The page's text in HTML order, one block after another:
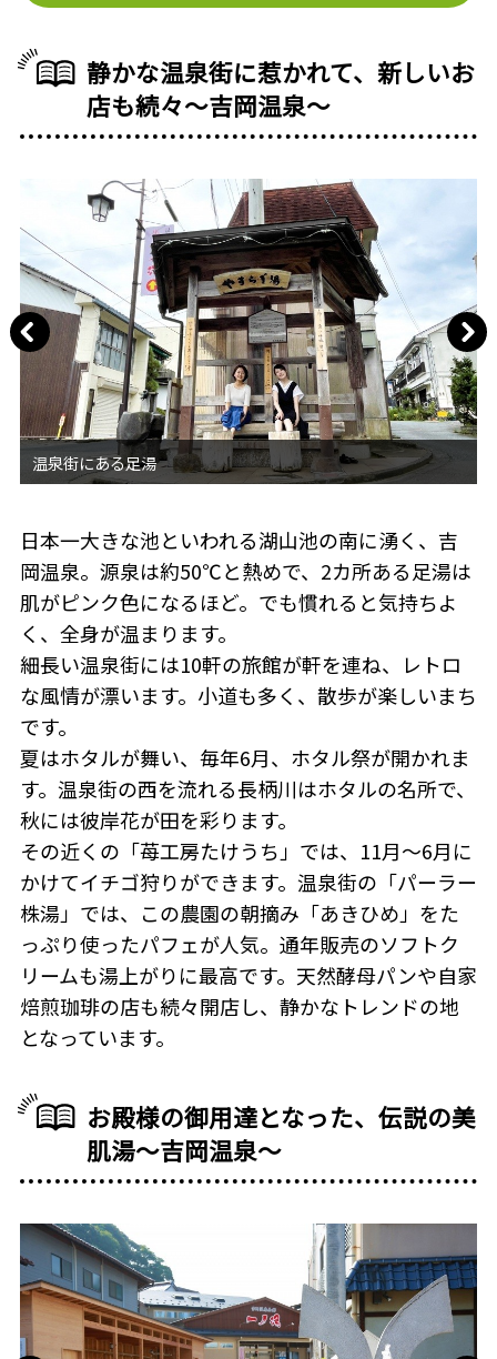
静かな温泉街に惹かれて、新しいお
店も続々〜吉岡温泉〜
日本一大きな池といわれる湖山池の南に湧く、吉
岡温泉。源泉は約50℃と熱めで、2カ所ある足湯は
肌がピンク色になるほど。でも慣れると気持ちよ
く、全身が温まります。
細長い温泉街には10軒の旅館が軒を連ね、レトロ
な風情が漂います。小道も多く、散歩が楽しいまち
です。
夏はホタルが舞い、毎年6月、ホタル祭が開かれま
す。温泉街の西を流れる長柄川はホタルの名所で、
秋には彼岸花が田を彩ります。
その近くの「苺工房たけうち」では、11月〜6月に
かけてイチゴ狩りができます。温泉街の「パーラー
株湯」では、この農園の朝摘み「あきひめ」をた
っぷり使ったパフェが人気。通年販売のソフトク
リームも湯上がりに最高です。天然酵母パンや自家
焙煎珈琲の店も続々開店し、静かなトレンドの地
となっています。
お殿様の御用達となった、伝説の美
肌湯〜吉岡温泉〜